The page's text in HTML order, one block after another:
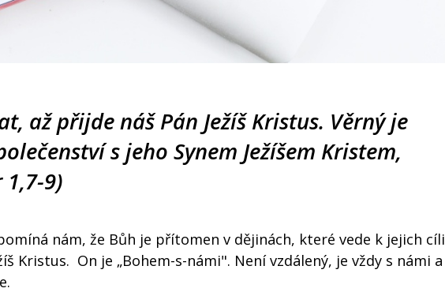
až přijde náš Pán Ježíš Kristus. Věrný je
s jeho Synem Ježíšem Kristem,
9)
nám, že Bůh je přítomen v dějinách, které vede k jejich cíli
Kristus. On je „Bohem-s-námi". Není vzdálený, je vždy s námi a